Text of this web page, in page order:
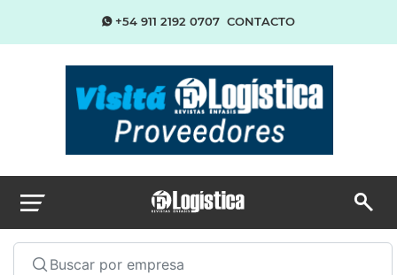
+54 911 2192 0707 CONTACTO